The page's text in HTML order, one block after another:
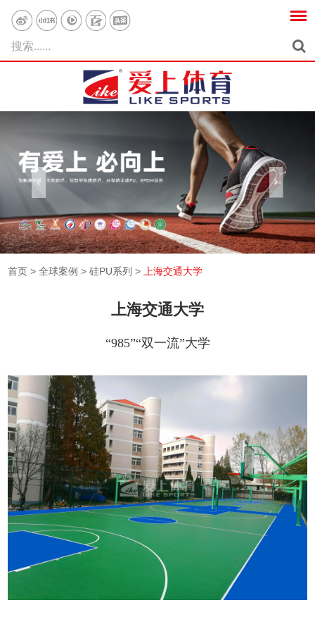
首页 >全球案例 >硅PU系列 > 上海交通大学
上海交通大学
“985”“双一流”大学